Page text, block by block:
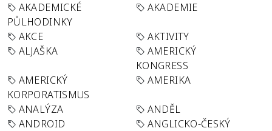
AKADEMICKÉ
PŮLHODINKY
AKADEMIE
AKCE
AKTIVITY
ALJAŠKA
AMERICKÝ
KONGRESS
AMERICKÝ
KORPORATISMUS
AMERIKA
ANALÝZA
ANDĚL
ANDROID
ANGLICKO-ČESKÝ